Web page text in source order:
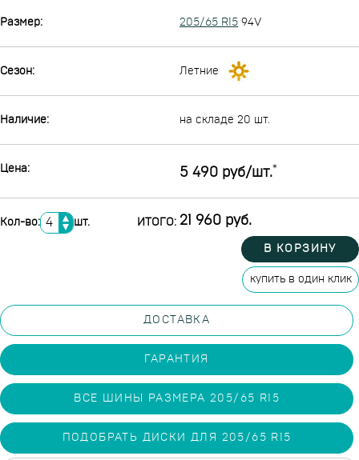
Размер: 205/65 R15 94V
Сезон: Летние
Наличие: на складе 20 шт.
Цена: 5 490 руб/шт.*
Кол-во: ▲
▼ шт. ИТОГО: 21 960 руб.
В КОРЗИНУ
купить в один клик
ДОСТАВКА
ГАРАНТИЯ
ВСЕ ШИНЫ РАЗМЕРА 205/65 R15
ПОДОБРАТЬ ДИСКИ ДЛЯ 205/65 R15